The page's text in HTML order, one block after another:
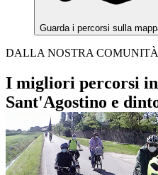
Guarda i percorsi sulla
DALLA NOSTRA COMUNITÀ
I migliori percorsi
Sant'Agostino e